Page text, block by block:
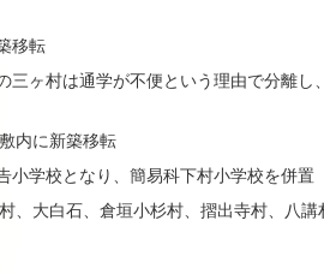
移転
村は通学が不便という理由で分離し
に新築移転
学校となり、簡易科下村小学校を併置
石、倉垣小杉村、摺出寺村、八講